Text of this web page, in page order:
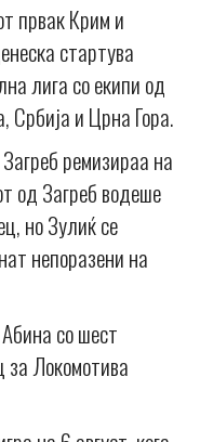
првак Крим и
стартува
лига со екипи од
Србија и Црна Гора.
ремизираа на
од Загреб водеше
но Зулиќ се
непоразени на
со шест
за Локомотива